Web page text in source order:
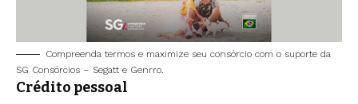
Compreenda termos e maximize seu consórcio com o suporte da
SG Consórcios – Segatt e Genrro.
Crédito pessoal